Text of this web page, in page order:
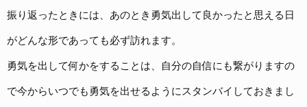
振り返ったときには、あのとき勇気出して良かったと思える日
がどんな形であっても必ず訪れます。
勇気を出して何かをすることは、自分の自信にも繋がりますの
で今からいつでも勇気を出せるようにスタンバイしておきまし